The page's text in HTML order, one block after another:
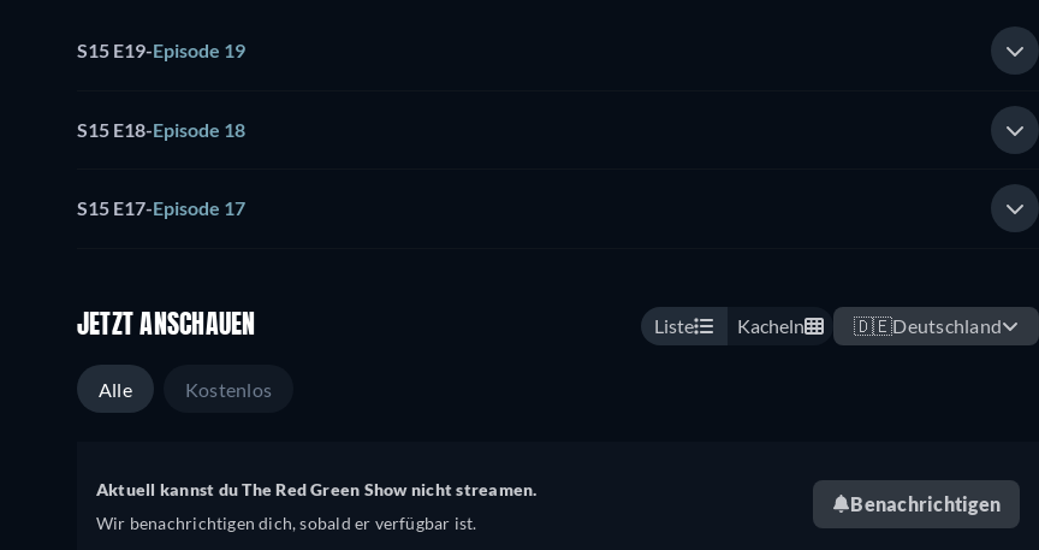
S15 E19-Episode 19
S15 E18-Episode 18
S15 E17-Episode 17
JETZT ANSCHAUEN Liste Kacheln 🇩🇪Deutschland
Alle Kostenlos
Aktuell kannst du The Red Green Show nicht streamen.
Wir benachrichtigen dich, sobald er verfügbar ist.
Benachrichtigen